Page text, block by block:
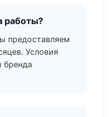
работы?
предоставляем
Условия
бренда